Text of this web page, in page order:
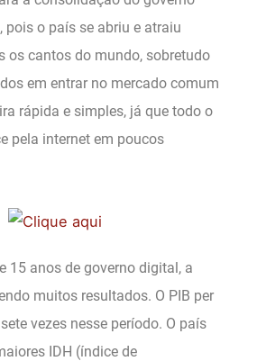
pois o país se abriu e atraiu
os cantos do mundo, sobretudo
em entrar no mercado comum
rápida e simples, já que todo o
pela internet em poucos
15 anos de governo digital, a
muitos resultados. O PIB per
vezes nesse período. O país
IDH (índice de